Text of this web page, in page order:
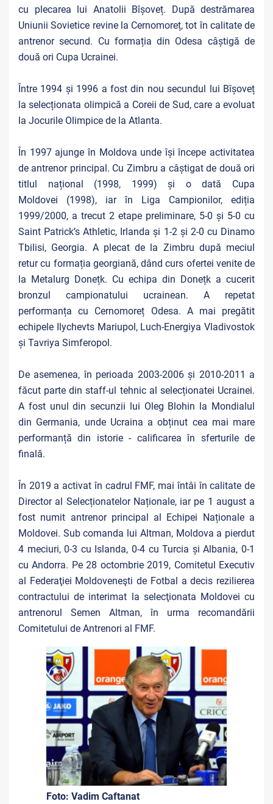
cu plecarea lui Anatolii Bîșoveț. După destrămarea
Uniunii Sovietice revine la Cernomoreț, tot în calitate de
antrenor secund. Cu formația din Odesa câștigă de
două ori Cupa Ucrainei.
Între 1994 și 1996 a fost din nou secundul lui Bîșoveț
la selecționata olimpică a Coreii de Sud, care a evoluat
la Jocurile Olimpice de la Atlanta.
În 1997 ajunge în Moldova unde își începe activitatea
de antrenor principal. Cu Zimbru a câștigat de două ori
titlul național (1998, 1999) și o dată Cupa
Moldovei (1998), iar în Liga Campionilor, ediția
1999/2000, a trecut 2 etape preliminare, 5-0 și 5-0 cu
Saint Patrick’s Athletic, Irlanda și 1-2 și 2-0 cu Dinamo
Tbilisi, Georgia. A plecat de la Zimbru după meciul
retur cu formația georgiană, dând curs ofertei venite de
la Metalurg Donețk. Cu echipa din Donețk a cucerit
bronzul campionatului ucrainean. A repetat
performanța cu Cernomoreț Odesa. A mai pregătit
echipele Ilychevts Mariupol, Luch-Energiya Vladivostok
și Tavriya Simferopol.
De asemenea, în perioada 2003-2006 și 2010-2011 a
făcut parte din staff-ul tehnic al selecționatei Ucrainei.
A fost unul din secunzii lui Oleg Blohin la Mondialul
din Germania, unde Ucraina a obținut cea mai mare
performanță din istorie - calificarea în sferturile de
finală.
În 2019 a activat în cadrul FMF, mai întâi în calitate de
Director al Selecționatelor Naționale, iar pe 1 august a
fost numit antrenor principal al Echipei Naționale a
Moldovei. Sub comanda lui Altman, Moldova a pierdut
4 meciuri, 0-3 cu Islanda, 0-4 cu Turcia și Albania, 0-1
cu Andorra. Pe 28 octombrie 2019, Comitetul Executiv
al Federaţiei Moldoveneşti de Fotbal a decis rezilierea
contractului de interimat la selecţionata Moldovei cu
antrenorul Semen Altman, în urma recomandării
Comitetului de Antrenori al FMF.
Foto: Vadim Caftanat